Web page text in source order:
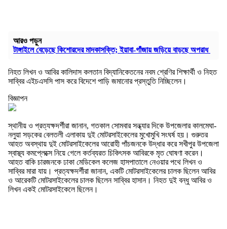
আরও পড়ুন
টাঙ্গাইলে বেড়েছে কিশোরদের মাদকাসক্তি; ইয়াবা-গাঁজায় জড়িয়ে বাড়ছে অপরাধ
নিহত লিখন ও আবির কালিদাস কলতান বিদ্যানিকেতনের নবম শ্রেণির শিক্ষার্থী ও নিহত
সাব্বির এইচএসসি পাস করে বিদেশে পাড়ি জমানোর প্রস্তুতি নিচ্ছিলেন।
বিজ্ঞাপন
স্থানীয় ও প্রত্যক্ষদর্শীরা জানান, গতকাল সোমবার সন্ধ্যার দিকে উপজেলার কালমেঘা-
নলুয়া সড়কের বেলতলী এলাকায় দুই মোটরসাইকেলের মুখোমুখি সংঘর্ষ হয়। গুরুতর
আহত অবস্থায় দুই মোটরসাইকেলের আরোহী পাঁচজনকে উদ্ধার করে সখীপুর উপজেলা
স্বাস্থ্য কমপ্লেক্সে নিয়ে গেলে কর্তব্যরত চিকিৎসক আবিরকে মৃত ঘোষণা করেন।
আহত বাকি চারজনকে ঢাকা মেডিকেল কলেজ হাসপাতালে নেওয়ার পথে লিখন ও
সাব্বির মারা যায়। প্রত্যক্ষদর্শীরা জানান, একটি মোটরসাইকেলের চালক ছিলেন আবির
ও আরেকটি মোটরসাইকেলের চালক ছিলেন সাব্বির হাসান। নিহত দুই বন্ধু আবির ও
লিখন একই মোটরসাইকেলে ছিলেন।